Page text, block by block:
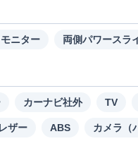
ニター 両側パワースラ
カーナビ社外 TV
ザー ABS カメラ（